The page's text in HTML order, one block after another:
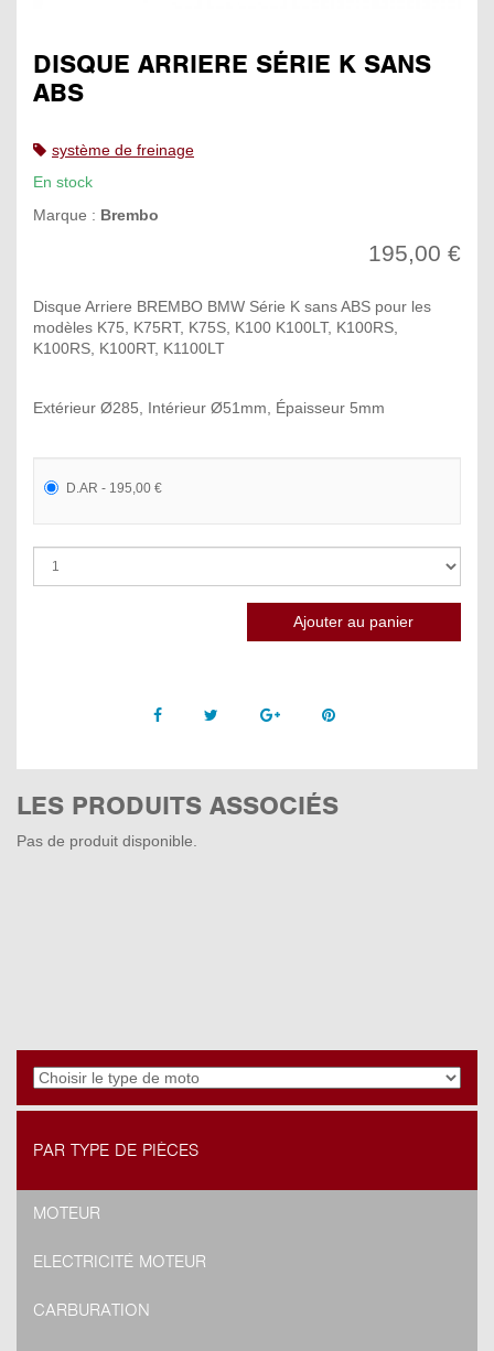
DISQUE ARRIERE SÉRIE K SANS
ABS
système de freinage
En stock
Marque : Brembo
195,00 €
Disque Arriere BREMBO BMW Série K sans ABS pour les
modèles K75, K75RT, K75S, K100 K100LT, K100RS,
K100RS, K100RT, K1100LT
Extérieur Ø285, Intérieur Ø51mm, Épaisseur 5mm
D.AR - 195,00 €
Facebook Twitter Google +Pinterest
LES PRODUITS ASSOCIÉS
Pas de produit disponible.
PAR TYPE DE PIÈCES
MOTEUR
ELECTRICITÉ MOTEUR
CARBURATION